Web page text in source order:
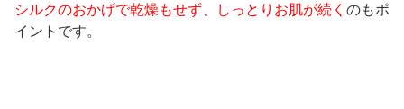
シルクのおかげで乾燥もせず、しっとりお肌が続く のもポ
イントです。